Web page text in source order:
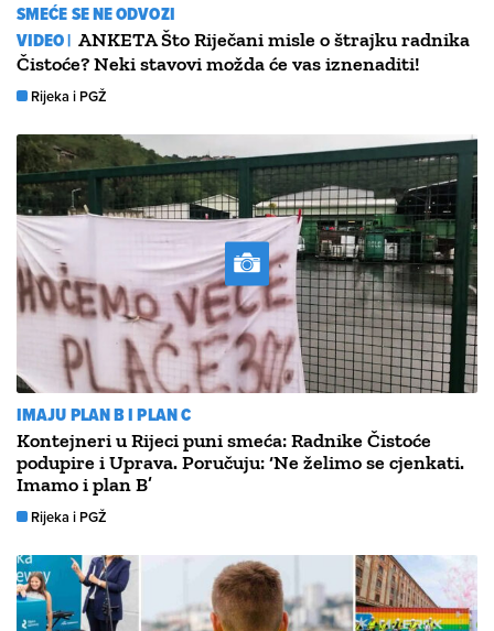
SMEĆE SE NE ODVOZI
VIDEO | ANKETA Što Riječani misle o štrajku radnika
Čistoće? Neki stavovi možda će vas iznenaditi!
Rijeka i PGŽ
IMAJU PLAN B I PLAN C
Kontejneri u Rijeci puni smeća: Radnike Čistoće
podupire i Uprava. Poručuju: ‘Ne želimo se cjenkati.
Imamo i plan B’
Rijeka i PGŽ